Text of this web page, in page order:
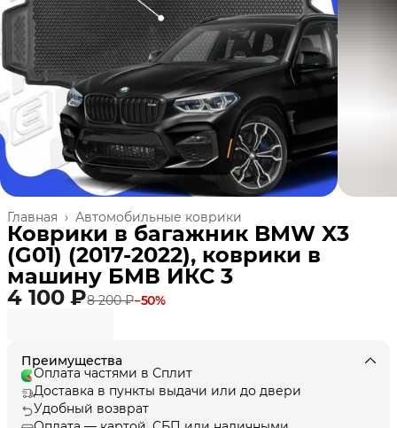
Автомобильные коврики
Главная ›
Коврики в багажник BMW X3
(G01) (2017-2022), коврики в
машину БМВ ИКС 3
4 100 ₽8 200 ₽−50%
Преимущества
Оплата частями в Сплит
Доставка в пункты выдачи или до двери
Удобный возврат